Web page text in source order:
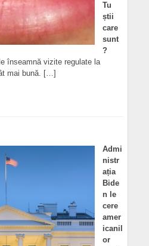
Tu
știi
care
sunt
?
înseamnă vizite regulate la
mai bună. […]
Admi
nistr
ația
Bide
n le
cere
amer
icanil
or